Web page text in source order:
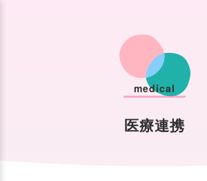
medical
医療連携